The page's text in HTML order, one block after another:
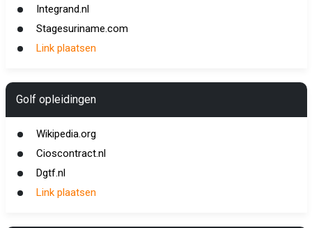
Integrand.nl
Stagesuriname.com
Link plaatsen
Golf opleidingen
Wikipedia.org
Cioscontract.nl
Dgtf.nl
Link plaatsen